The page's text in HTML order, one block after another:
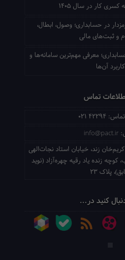
کار در سال ۱۴۰۵
در حسابداری؛ وصول، ابطال،
و ثبت‌های مالی
معرفی مهم‌ترین سامانه‌ها و
کاربرد آن‌ها
تماس
021 42294
info@pact.ir
کریم‌خان زند، خیابان استاد نجات‌الهی
کوچه زنده یاد رقیه چهره‌آزاد (نوید
پلاک 23
کنید در...